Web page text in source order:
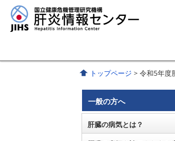
トップページ > 令和5年度
一般の方へ
肝臓の病気とは？